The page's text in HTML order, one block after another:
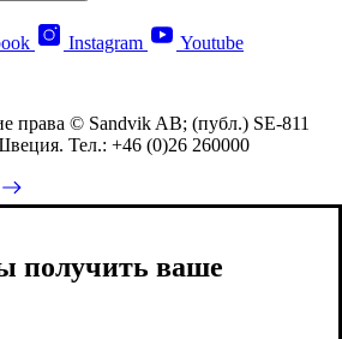
Instagram Youtube
права © Sandvik AB; (публ.) SE-811
Тел.: +46 (0)26 260000
получить ваше